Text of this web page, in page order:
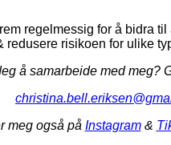
regelmessig for å bidra
risikoen for ulike
å samarbeide med meg?
meg også på Instagram&